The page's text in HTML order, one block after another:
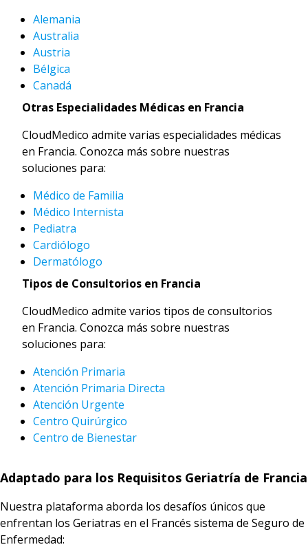
Alemania
Australia
Austria
Bélgica
Canadá
Otras Especialidades Médicas en Francia
CloudMedico admite varias especialidades médicas
en Francia. Conozca más sobre nuestras
soluciones para:
Médico de Familia
Médico Internista
Pediatra
Cardiólogo
Dermatólogo
Tipos de Consultorios en Francia
CloudMedico admite varios tipos de consultorios
en Francia. Conozca más sobre nuestras
soluciones para:
Atención Primaria
Atención Primaria Directa
Atención Urgente
Centro Quirúrgico
Centro de Bienestar
Adaptado para los Requisitos Geriatría de Francia
Nuestra plataforma aborda los desafíos únicos que
enfrentan los Geriatras en el Francés sistema de Seguro de
Enfermedad: